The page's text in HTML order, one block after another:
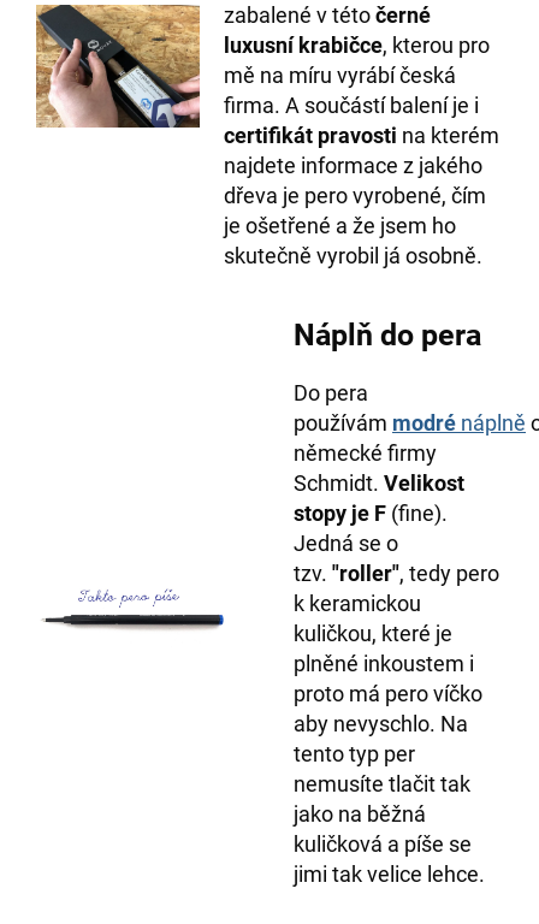
zabalené v tétočerné
luxusní krabičce, kterou pro
mě na míru vyrábí česká
firma. A součástí balení je i
certifikát pravosti na kterém
najdete informace z jakého
dřeva je pero vyrobené, čím
je ošetřené a že jsem ho
skutečně vyrobil já osobně.
Náplň do pera
Do pera
používám modré náplně
německé firmy
Schmidt. Velikost
stopy je F (fine).
Jedná se o
tzv. "roller", tedy pero
k keramickou
kuličkou, které je
plněné inkoustem i
proto má pero víčko
aby nevyschlo. Na
tento typ per
nemusíte tlačit tak
jako na běžná
kuličková a píše se
jimi tak velice lehce.